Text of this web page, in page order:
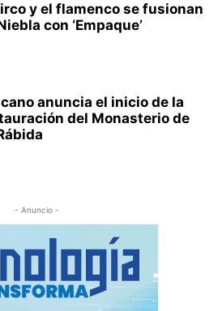
y el flamenco se fusionan
con ‘Empaque’
anuncia el inicio de la
del Monasterio de
- Anuncio -